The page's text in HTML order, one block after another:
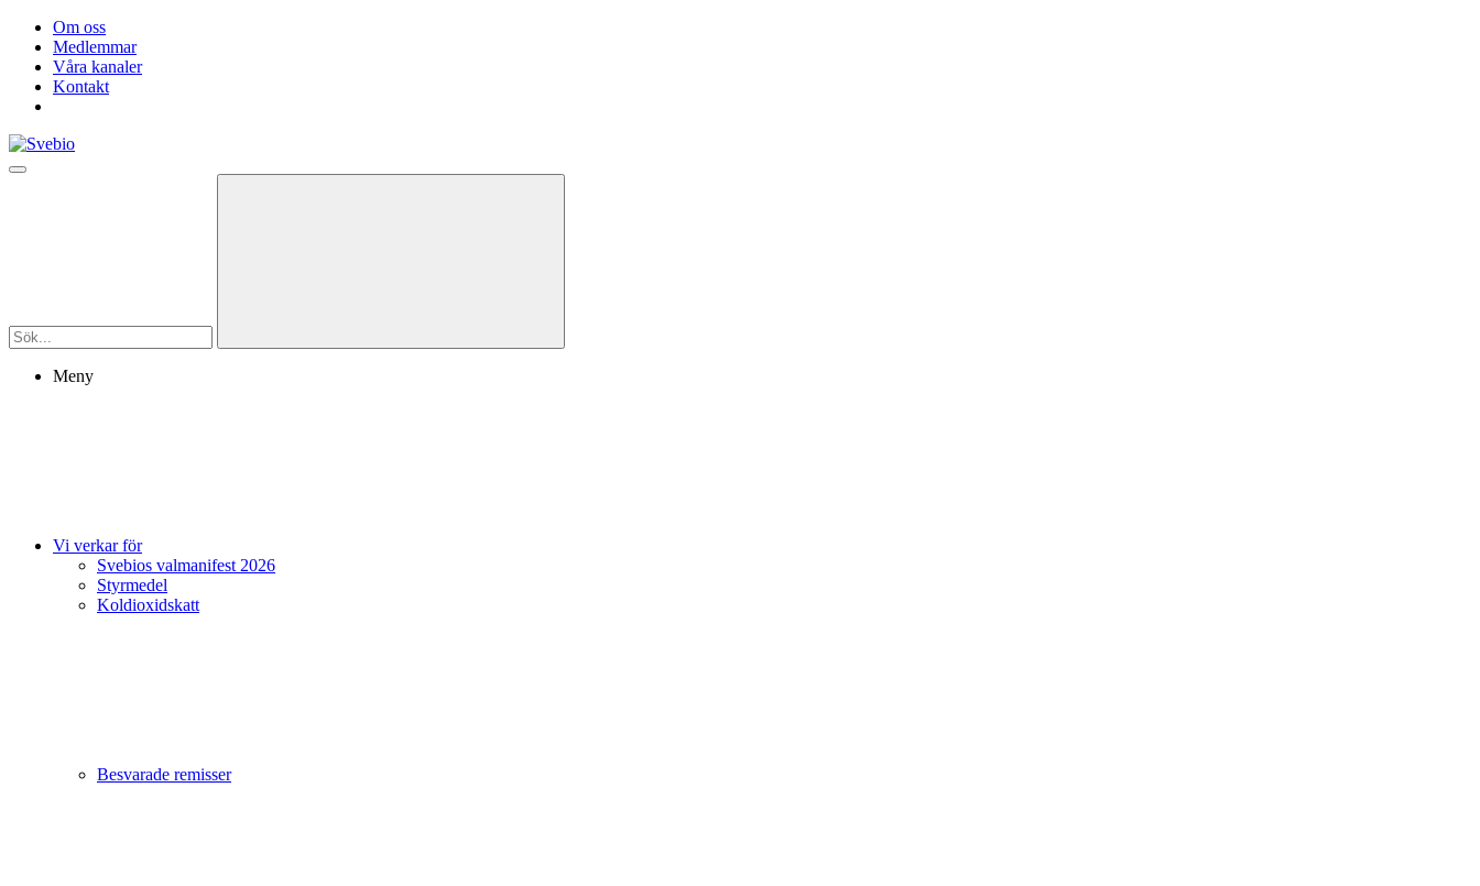
Om oss
Medlemmar
Våra kanaler
Kontakt
Meny
Vi verkar för
Svebios valmanifest 2026
Styrmedel
Koldioxidskatt
Besvarade remisser